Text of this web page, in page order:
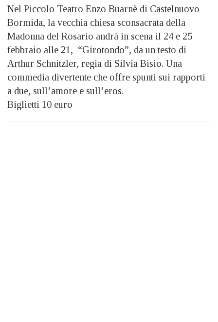
Nel Piccolo Teatro Enzo Buarnè di Castelnuovo
Bormida, la vecchia chiesa sconsacrata della
Madonna del Rosario andrà in scena il 24 e 25
febbraio alle 21, “Girotondo”, da un testo di
Arthur Schnitzler, regia di Silvia Bisio. Una
commedia divertente che offre spunti sui rapporti
a due, sull’amore e sull’eros.
Biglietti 10 euro